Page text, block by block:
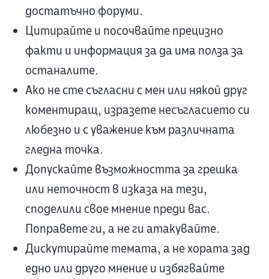
достатъчно форуми.
Цитирайте и посочвайте прецизно
факти и информация за да има полза за
останалите.
Ако не сте съгласни с мен или някой друг
коментиращ, изразете несъгласието си
любезно и с уважение към различната
гледна точка.
Допускайте възможността за грешка
или неточност в изказа на тези,
споделили свое мнение преди вас.
Поправете ги, а не ги атакувайте.
Дискутирайте темата, а не хората зад
едно или друго мнение и избягвайте